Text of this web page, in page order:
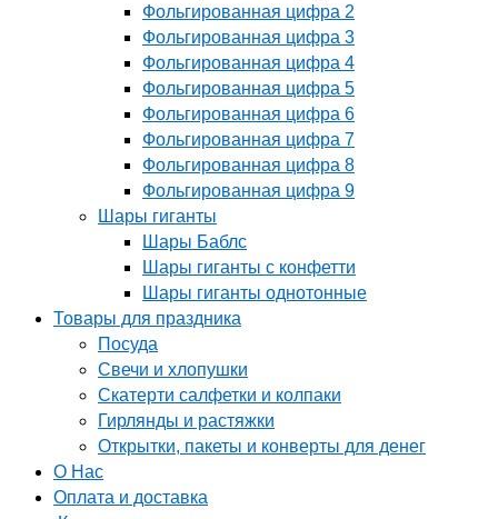
Фольгированная цифра 2
Фольгированная цифра 3
Фольгированная цифра 4
Фольгированная цифра 5
Фольгированная цифра 6
Фольгированная цифра 7
Фольгированная цифра 8
Фольгированная цифра 9
Шары гиганты
Шары Баблс
Шары гиганты с конфетти
Шары гиганты однотонные
Товары для праздника
Посуда
Свечи и хлопушки
Скатерти салфетки и колпаки
Гирлянды и растяжки
Открытки, пакеты и конверты для денег
О Нас
Оплата и доставка